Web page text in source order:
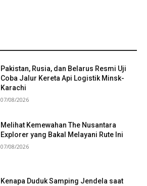
Pakistan, Rusia, dan Belarus Resmi Uji
Coba Jalur Kereta Api Logistik Minsk-
Karachi
07/08/2026
Melihat Kemewahan The Nusantara
Explorer yang Bakal Melayani Rute Ini
07/08/2026
Kenapa Duduk Samping Jendela saat